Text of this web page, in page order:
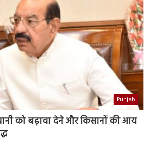
Punjab
को बढ़ावा देने और किसानों की आय